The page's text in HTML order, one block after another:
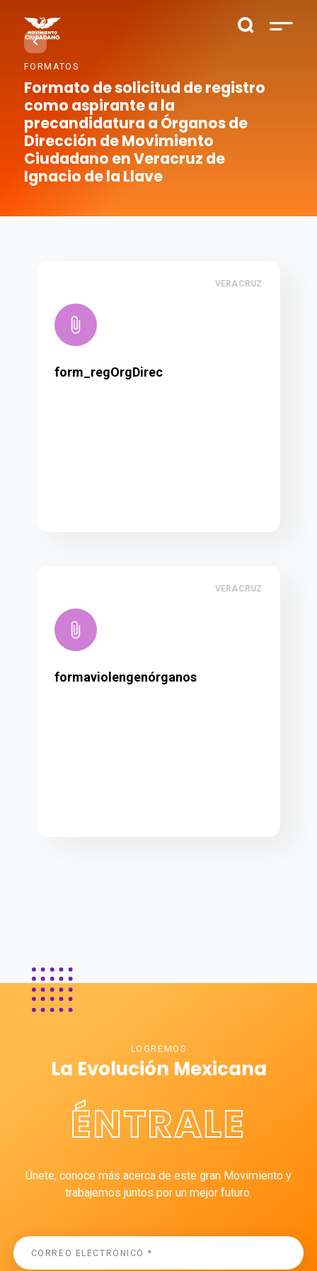
FORMATOS
Formato de solicitud de registro
como aspirante a la
precandidatura a Órganos de
Dirección de Movimiento
Ciudadano en Veracruz de
Ignacio de la Llave
VERACRUZ
form_regOrgDirec
VERACRUZ
formaviolengenórganos
LOGREMOS
La Evolución Mexicana
ÉNTRALE
Únete, conoce más acerca de este gran Movimiento y
trabajemos juntos por un mejor futuro.